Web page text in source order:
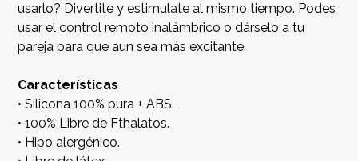
usarlo? Divertite y estimulate al mismo tiempo. Podes
usar el control remoto inalámbrico o dárselo a tu
pareja para que aun sea más excitante.
Características
• Silicona 100% pura + ABS.
• 100% Libre de Fthalatos.
• Hipo alergénico.